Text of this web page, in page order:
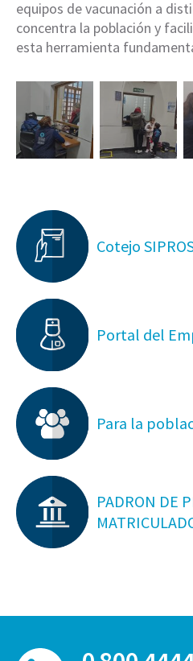
equipos de vacunación a
concentra la población y
esta herramienta
Cotejo
Portal del
Para la
PADRON DE